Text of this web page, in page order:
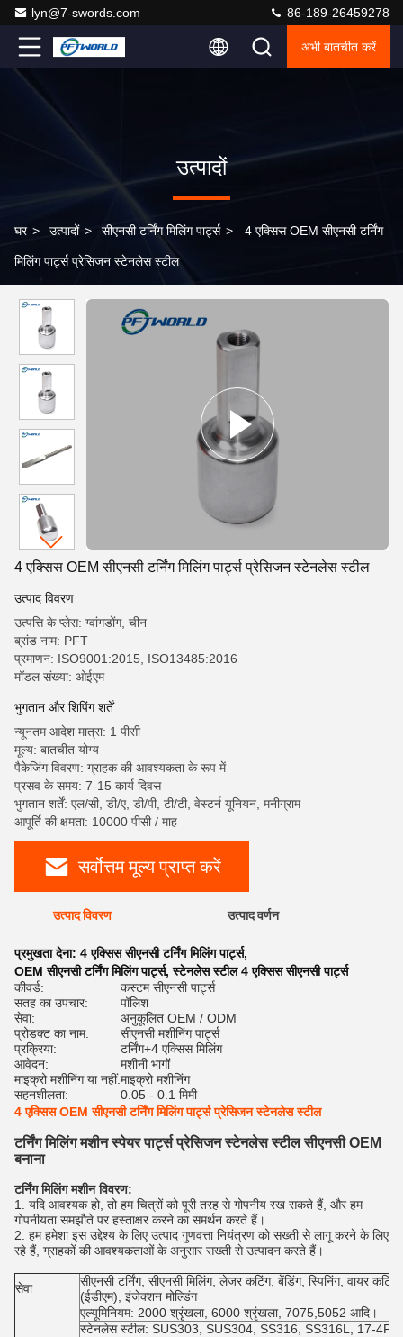
lyn@7-swords.com 86-189-26459278
अभी बातचीत करें
उत्पादों
घर > उत्पादों > सीएनसी टर्निंग मिलिंग पार्ट्स > 4 एक्सिस OEM सीएनसी टर्निंग
मिलिंग पार्ट्स प्रेसिजन स्टेनलेस स्टील
4 एक्सिस OEM सीएनसी टर्निंग मिलिंग पार्ट्स प्रेसिजन स्टेनलेस स्टील
उत्पाद विवरण
उत्पत्ति के प्लेस: ग्वांगडोंग, चीन
ब्रांड नाम: PFT
प्रमाणन: ISO9001:2015, ISO13485:2016
मॉडल संख्या: ओईएम
भुगतान और शिपिंग शर्तें
न्यूनतम आदेश मात्रा: 1 पीसी
मूल्य: बातचीत योग्य
पैकेजिंग विवरण: ग्राहक की आवश्यकता के रूप में
प्रसव के समय: 7-15 कार्य दिवस
भुगतान शर्तें: एल/सी, डी/ए, डी/पी, टी/टी, वेस्टर्न यूनियन, मनीग्राम
आपूर्ति की क्षमता: 10000 पीसी / माह
सर्वोत्तम मूल्य प्राप्त करें
उत्पाद विवरण उत्पाद वर्णन
प्रमुखता देना: 4 एक्सिस सीएनसी टर्निंग मिलिंग पार्ट्स,
OEM सीएनसी टर्निंग मिलिंग पार्ट्स,स्टेनलेस स्टील 4 एक्सिस सीएनसी पार्ट्स
कीवर्ड:
कस्टम सीएनसी पार्ट्स
सतह का उपचार:
पॉलिश
सेवा:
अनुकूलित OEM / ODM
प्रोडक्ट का नाम:
सीएनसी मशीनिंग पार्ट्स
प्रक्रिया:
टर्निंग+4 एक्सिस मिलिंग
आवेदन:
मशीनी भागों
माइक्रो मशीनिंग या नहीं:माइक्रो मशीनिंग
सहनशीलता:
0.05 - 0.1 मिमी
4 एक्सिस OEM सीएनसी टर्निंग मिलिंग पार्ट्स प्रेसिजन स्टेनलेस स्टील
टर्निंग मिलिंग मशीन स्पेयर पार्ट्स प्रेसिजन स्टेनलेस स्टील सीएनसी OEM
बनाना
टर्निंग मिलिंग मशीन विवरण:
1. यदि आवश्यक हो, तो हम चित्रों को पूरी तरह से गोपनीय रख सकते हैं, और हम
गोपनीयता समझौते पर हस्ताक्षर करने का समर्थन करते हैं।
2. हम हमेशा इस उद्देश्य के लिए उत्पाद गुणवत्ता नियंत्रण को सख्ती से लागू करने के लिए
रहे हैं, ग्राहकों की आवश्यकताओं के अनुसार सख्ती से उत्पादन करते हैं।
सेवा
सीएनसी टर्निंग, सीएनसी मिलिंग, लेजर कटिंग, बेंडिंग, स्पिनिंग, वायर
(ईडीएम), इंजेक्शन मोल्डिंग
एल्यूमिनियम: 2000 श्रृंखला, 6000 श्रृंखला, 7075,5052 आदि।
स्टेनलेस स्टील: SUS303, SUS304, SS316, SS316L, 17-